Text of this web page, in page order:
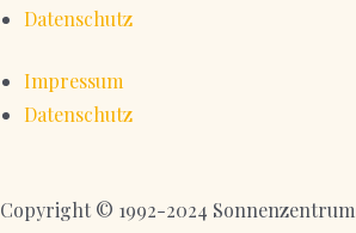
Datenschutz
Impressum
Datenschutz
Copyright © 1992-2024 Sonnenzentrum